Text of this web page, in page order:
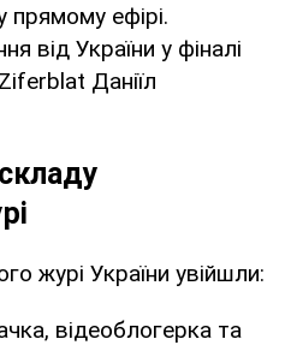
прямому ефірі.
від України у фіналі
Даніїл
журі України увійшли:
відеоблогерка та